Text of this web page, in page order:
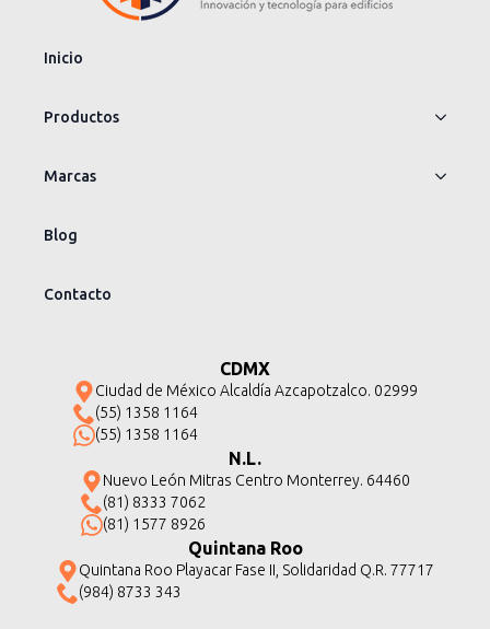
Inicio
Productos
Marcas
Blog
Contacto
CDMX
Ciudad de México Alcaldía Azcapotzalco. 02999
(55) 1358 1164
(55) 1358 1164
N.L.
Nuevo León Mitras Centro Monterrey. 64460
(81) 8333 7062
(81) 1577 8926
Quintana Roo
Quintana Roo Playacar Fase II, Solidaridad Q.R. 77717
(984) 8733 343